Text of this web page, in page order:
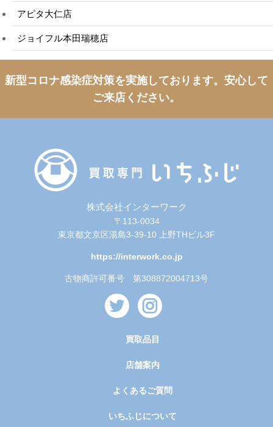
アピタ大仁店
ジョイフル本田瑞穂店
新型コロナ感染症対策を実施しております。 安心して
ご来店ください。
株式会社インターワーク
〒113-0034
東京都文京区湯島3-39-10 上野THビル3F
https://interwork.co.jp
古物商許可番号 第308872004713号
買取品目
店舗案内
よくあるご質問
いちふじについて